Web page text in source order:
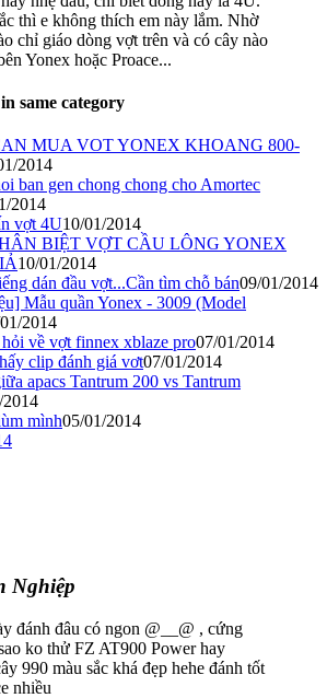
thì e không thích em này lắm. Nhờ
chỉ giáo dòng vợt trên và có cây nào
Yonex hoặc Proace...
same category
MUA VOT YONEX KHOANG 800-
2014
ban gen chong chong cho Amortec
2014
vợt 4U10/01/2014
BIỆT VỢT CẦU LÔNG YONEX
10/01/2014
dán đầu vợt...Cần tìm chỗ bán09/01/2014
Mẫu quần Yonex - 3009 (Model
2014
về vợt finnex xblaze pro07/01/2014
clip đánh giá vơt07/01/2014
apacs Tantrum 200 vs Tantrum
mình05/01/2014
Nghiệp
đánh đâu có ngon @__@ , cứng
ko thử FZ AT900 Power hay
990 màu sắc khá đẹp hehe đánh tốt
nhiều